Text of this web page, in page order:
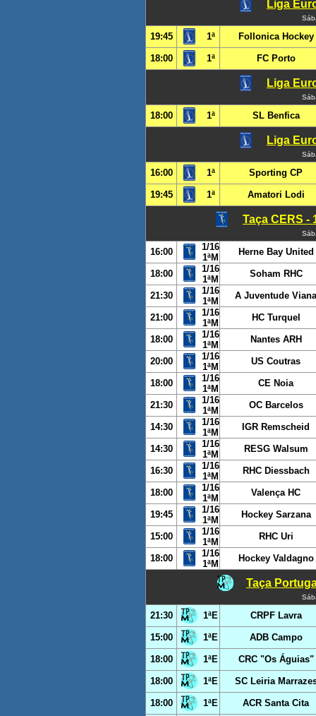
Liga
19:45 1ª Follonica Hockey
18:00 1ª FC Porto
Liga
18:00 1ª SL Benfica
Liga
16:00 1ª Sporting CP
19:45 1ª Amatori Lodi
Taça CERS -
16:00
1/16
1ªM
Herne Bay United
18:00
1/16
1ªM
Soham RHC
21:30
1/16
1ªM
A Juventude Viana
21:00
1/16
1ªM
HC Turquel
18:00
1/16
1ªM
Nantes ARH
20:00
1/16
1ªM
US Coutras
18:00
1/16
1ªM
CE Noia
21:30
1/16
1ªM
OC Barcelos
14:30
1/16
1ªM
IGR Remscheid
14:30
1/16
1ªM
RESG Walsum
16:30
1/16
1ªM
RHC Diessbach
18:00
1/16
1ªM
Valença HC
19:45
1/16
1ªM
Hockey Sarzana
15:00
1/16
1ªM
RHC Uri
18:00
1/16
1ªM
Hockey Valdagno
Taça
21:30 1ªE CRPF Lavra
15:00 1ªE ADB Campo
18:00 1ªE CRC "Os Águias"
18:00 1ªE SC Leiria
18:00 1ªE ACR Santa Cita